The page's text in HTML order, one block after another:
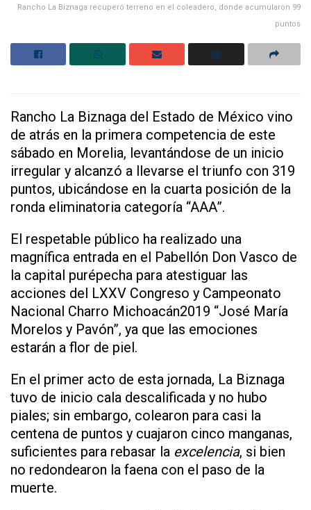
Rancho La Biznaga recuperó terreno en el coleadero, donde acumularon 99
puntos
Rancho La Biznaga del Estado de México vino
de atrás en la primera competencia de este
sábado en Morelia, levantándose de un inicio
irregular y alcanzó a llevarse el triunfo con 319
puntos, ubicándose en la cuarta posición de la
ronda eliminatoria categoría “AAA”.
El respetable público ha realizado una
magnífica entrada en el Pabellón Don Vasco de
la capital purépecha para atestiguar las
acciones del LXXV Congreso y Campeonato
Nacional Charro Michoacán2019 “José María
Morelos y Pavón”, ya que las emociones
estarán a flor de piel.
En el primer acto de esta jornada, La Biznaga
tuvo de inicio cala descalificada y no hubo
piales; sin embargo, colearon para casi la
centena de puntos y cuajaron cinco manganas,
suficientes para rebasar la excelencia, si bien
no redondearon la faena con el paso de la
muerte.